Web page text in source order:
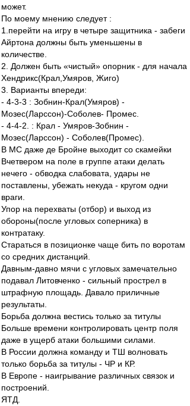
может.
По моему мнению следует :
1.перейти на игру в четыре защитника - забеги
Айртона должны быть уменьшены в
количестве.
2. Должен быть «чистый» опорник - для начала
Хендрикс(Крал,Умяров, Жиго)
3. Варианты впереди:
- 4-3-3 : Зобнин-Крал(Умяров) -
Мозес(Ларссон)-Соболев- Промес.
- 4-4-2. : Крал - Умяров-Зобнин -
Мозес(Ларссон) - Соболев(Промес).
В МС даже де Бройне выходит со скамейки
Вчетвером на поле в группе атаки делать
нечего - обводка слабовата, удары не
поставлены, убежать некуда - кругом одни
враги.
Упор на перехваты (отбор) и выход из
обороны(после угловых соперника) в
контратаку.
Стараться в позиционке чаще бить по воротам
со средних дистанций.
Давным-давно мячи с угловых замечательно
подавал Литовченко - сильный прострел в
штрафную площадь. Давало приличные
результаты.
Борьба должна вестись только за титулы
Больше времени контролировать центр поля
даже в ущерб атаки большими силами.
В России должна команду и ТШ волновать
только борьба за титулы - ЧР и КР.
В Европе - наигрывание различных связок и
построений.
ЯТД.